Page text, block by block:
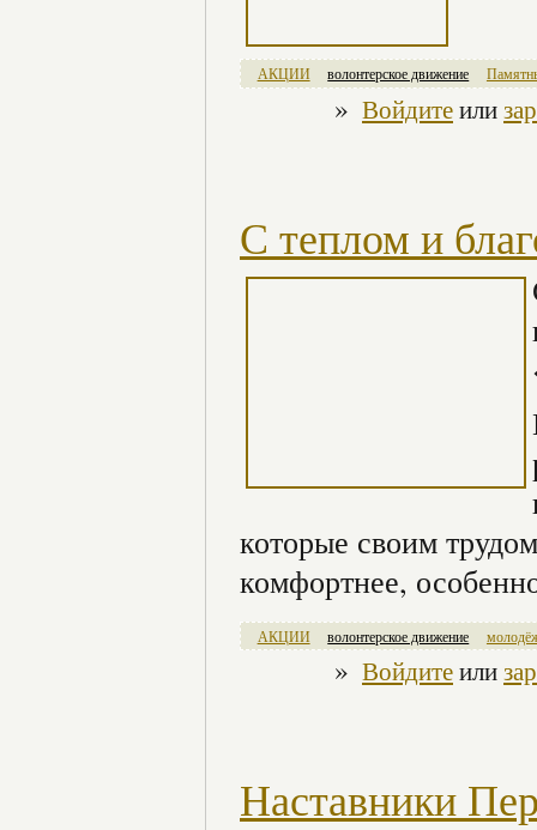
АКЦИИ волонтерское движение
» Войдитеили
С теплом и
которые своим
комфортнее,
АКЦИИ волонтерское движение
» Войдитеили
Наставники